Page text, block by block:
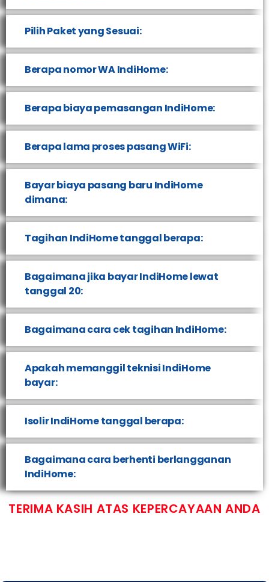
Pilih Paket yang Sesuai:
Berapa nomor WA IndiHome:
Berapa biaya pemasangan IndiHome:
Berapa lama proses pasang WiFi:
Bayar biaya pasang baru IndiHome
dimana:
Tagihan IndiHome tanggal berapa:
Bagaimana jika bayar IndiHome lewat
tanggal 20:
Bagaimana cara cek tagihan IndiHome:
Apakah memanggil teknisi IndiHome
bayar:
Isolir IndiHome tanggal berapa:
Bagaimana cara berhenti berlangganan
IndiHome:
TERIMA KASIH ATAS KEPERCAYAAN ANDA